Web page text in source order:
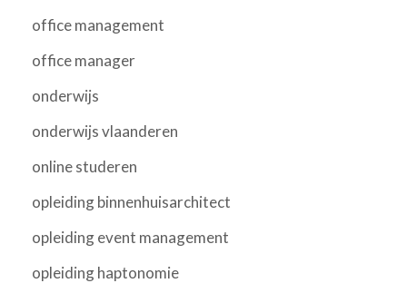
office management
office manager
onderwijs
onderwijs vlaanderen
online studeren
opleiding binnenhuisarchitect
opleiding event management
opleiding haptonomie